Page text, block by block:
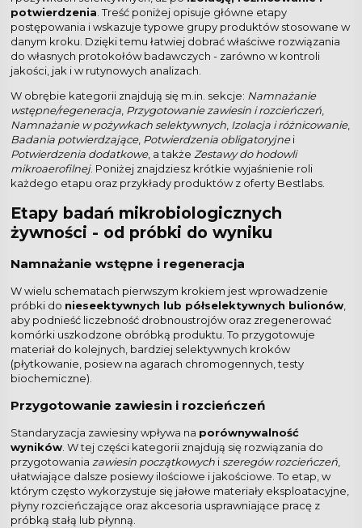
potwierdzenia. Treść poniżej opisuje główne etapy
postępowania i wskazuje typowe grupy produktów stosowane w
danym kroku. Dzięki temu łatwiej dobrać właściwe rozwiązania
do własnych protokołów badawczych - zarówno w kontroli
jakości, jak i w rutynowych analizach.
W obrębie kategorii znajdują się m.in. sekcje: Namnażanie
wstępne/regeneracja, Przygotowanie zawiesin i rozcieńczeń,
Namnażanie w pożywkach selektywnych, Izolacja i różnicowanie,
Badania potwierdzające, Potwierdzenia obligatoryjnei
Potwierdzenia dodatkowe, a także Zestawy do hodowli
mikroaerofilnej. Poniżej znajdziesz krótkie wyjaśnienie roli
każdego etapu oraz przykłady produktów z oferty Bestlabs.
Etapy badań mikrobiologicznych
żywności - od próbki do wyniku
Namnażanie wstępne i regeneracja
W wielu schematach pierwszym krokiem jest wprowadzenie
próbki do nieseektywnych lub półselektywnych bulionów
aby podnieść liczebność drobnoustrojów oraz zregenerować
komórki uszkodzone obróbką produktu. To przygotowuje
materiał do kolejnych, bardziej selektywnych kroków
(płytkowanie, posiew na agarach chromogennych, testy
biochemiczne).
Przygotowanie zawiesin i rozcieńczeń
Standaryzacja zawiesiny wpływa na porównywalność
wyników . W tej części kategorii znajdują się rozwiązania do
przygotowania zawiesin początkowych i szeregów rozcieńczeń
ułatwiające dalsze posiewy ilościowe i jakościowe. To etap, w
którym często wykorzystuje się jałowe materiały eksploatacyjne,
płyny rozcieńczające oraz akcesoria usprawniające pracę z
próbką stałą lub płynną.